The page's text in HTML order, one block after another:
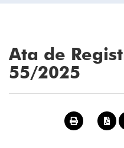
Ata de
55/2025